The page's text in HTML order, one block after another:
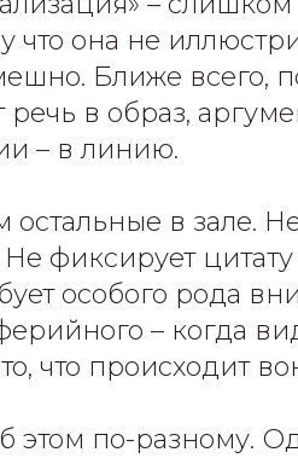
что она не
Ближе всего,
в образ,
– в линию.
остальные в зале.
фиксирует цитату
особого рода
– когда
что происходит
этом по-разному.